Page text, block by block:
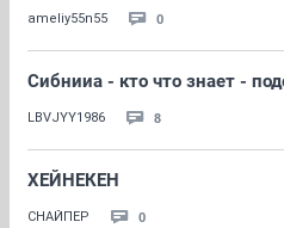
ameliy55n55 0
Сибнииа - кто что знает -
LBVJYY1986 8
ХЕЙНЕКЕН
СНАЙПЕР 0